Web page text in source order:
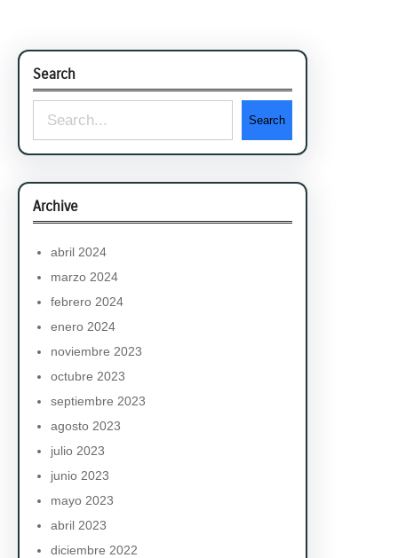
Search
e
r
c
h
Search
Archive
abril 2024
marzo 2024
febrero 2024
enero 2024
noviembre 2023
octubre 2023
septiembre 2023
agosto 2023
julio 2023
junio 2023
mayo 2023
abril 2023
diciembre 2022